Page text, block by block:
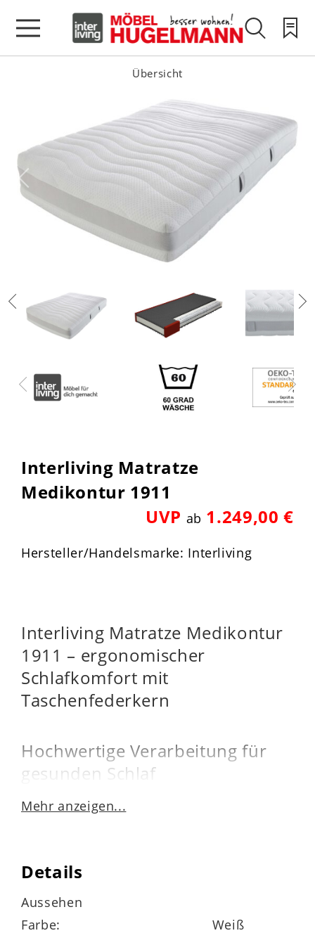
Übersicht
Interliving Matratze
Medikontur 1911
UVP ab 1.249,00 €
Hersteller/Handelsmarke: Interliving
Interliving Matratze Medikontur
1911 – ergonomischer
Schlafkomfort mit
Taschenfederkern
Hochwertige Verarbeitung für
gesunden Schlaf
DieInterliving Matratze Medikontur
mittelfesten Liegegefühl – ideal für
Personen mit einem Körpergewicht
120 kg
mittelfesten Variante
Mehr anzeigen...
Details
Aussehen
Farbe:
Weiß